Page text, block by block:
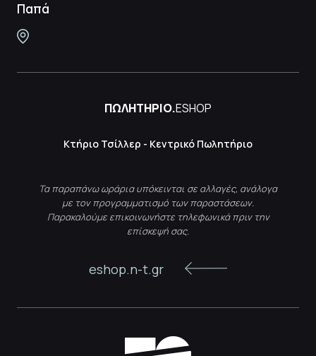
Παπά
ΠΩΛΗΤΗΡΙΟ.ESHOP
Κτήριο Τσίλλερ - Κεντρικό Πωλητήριο
Τα παραπάνω ωράρια υπόκεινται σε αλλαγές, ανάλογα
με τον προγραμματισμό των παραστάσεων.
Παρακαλούμε επικοινωνήστε τηλεφωνικά πριν την
επίσκεψή σας.
eshop.n-t.gr